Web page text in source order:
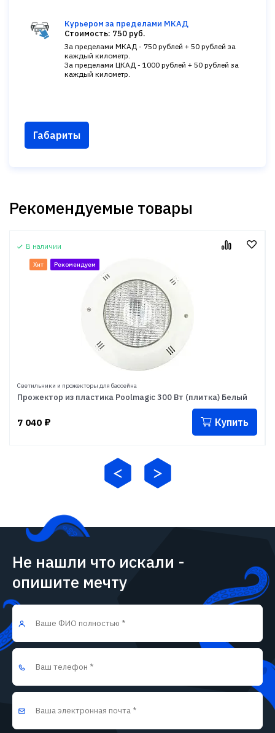
Курьером за пределами МКАД
Стоимость: 750 руб.
За пределами МКАД - 750 рублей + 50 рублей за
каждый километр.
За пределами ЦКАД - 1000 рублей + 50 рублей за
каждый километр.
Габариты
Рекомендуемые товары
В наличии
Хит Рекомендуем
Светильники и прожекторы для бассейна
Прожектор из пластика Poolmagic 300 Вт (плитка) Белый
7 040 ₽ Купить
Не нашли что искали -
опишите мечту